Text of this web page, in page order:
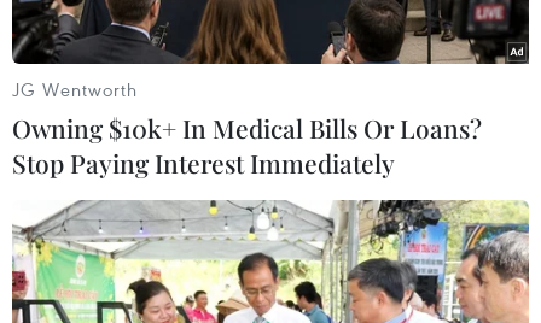
vốn./.
JG Wentworth
Owning $10k+ In Medical Bills Or Loans?
Stop Paying Interest Immediately